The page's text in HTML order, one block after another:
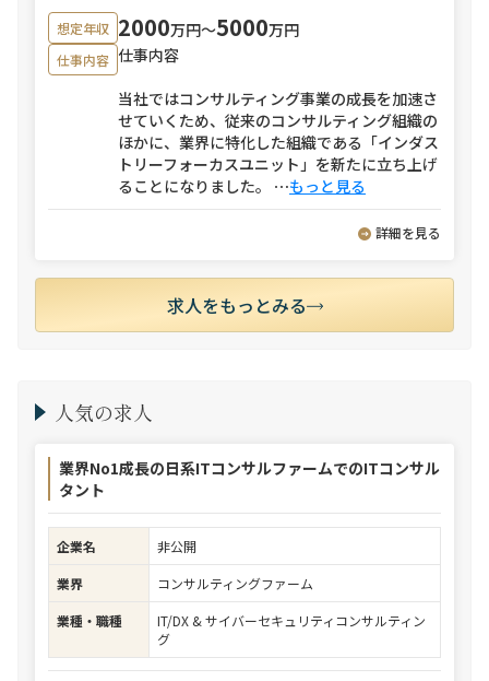
想定年収 2000万円〜5000万円
仕事内容 仕事内容
当社ではコンサルティング事業の成長を加速さ
せていくため、従来のコンサルティング組織の
ほかに、業界に特化した組織である「インダス
トリーフォーカスユニット」を新たに立ち上げ
ることになりました。 ⋯もっと見る
詳細を見る
求人をもっとみる
人気の求人
業界No1成長の日系ITコンサルファームでのITコンサル
タント
企業名
非公開
業界
コンサルティングファーム
業種・職種
IT/DX & サイバーセキュリティコンサルティン
グ